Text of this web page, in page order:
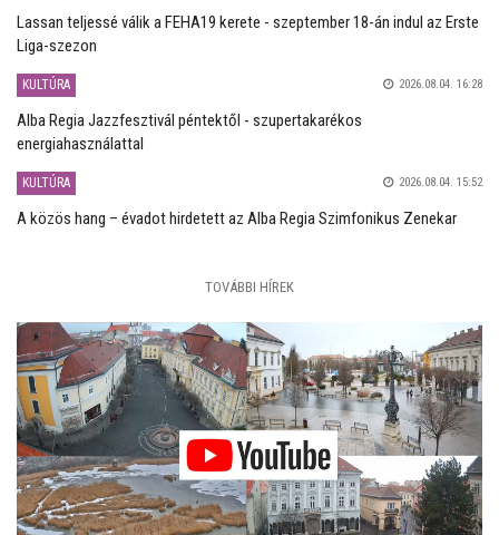
Lassan teljessé válik a FEHA19 kerete - szeptember 18-án indul az Erste
Liga-szezon
KULTÚRA 2026.08.04. 16:28
Alba Regia Jazzfesztivál péntektől - szupertakarékos
energiahasználattal
KULTÚRA 2026.08.04. 15:52
A közös hang – évadot hirdetett az Alba Regia Szimfonikus Zenekar
TOVÁBBI HÍREK